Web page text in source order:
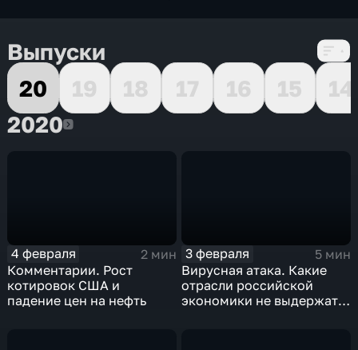
Выпуски
20
19 18 17 16 15
14
20202020
4 февраля
2 мин
Комментарии. Рост
котировок США и
падение цен на нефть
3 февраля
5 мин
Вирусная атака. Какие
отрасли российской
экономики не выдержат